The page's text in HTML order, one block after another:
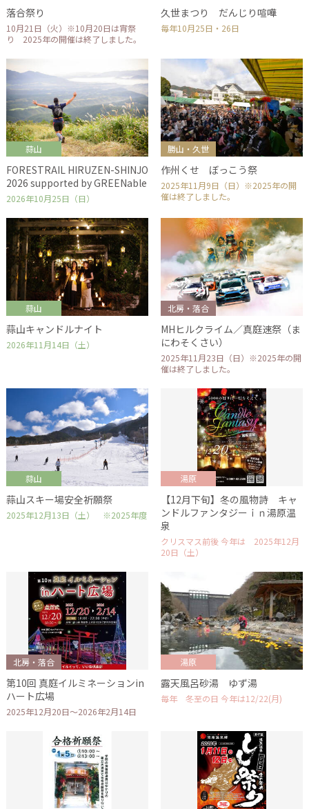
落合祭り
10月21日（火）※10月20日は宵祭
り 2025年の開催は終了しました。
久世まつり だんじり喧嘩
毎年10月25日・26日
蒜山
FORESTRAIL HIRUZEN-SHINJO
2026 supported by GREENable
2026年10月25日（日）
勝山・久世
作州くせ ぼっこう祭
2025年11月9日（日）※2025年の開
催は終了しました。
蒜山
蒜山キャンドルナイト
2026年11月14日（土）
北房・落合
MHヒルクライム／真庭速祭（ま
にわそくさい）
2025年11月23日（日）※2025年の開
催は終了しました。
蒜山
蒜山スキー場安全祈願祭
2025年12月13日（土） ※2025年度
湯原
【12月下旬】冬の風物詩 キャ
ンドルファンタジーｉｎ湯原温
泉
クリスマス前後 今年は 2025年12月
20日（土）
北房・落合
第10回 真庭イルミネーションin
ハート広場
2025年12月20日～2026年2月14日
湯原
露天風呂砂湯 ゆず湯
毎年 冬至の日 今年は12/22(月)